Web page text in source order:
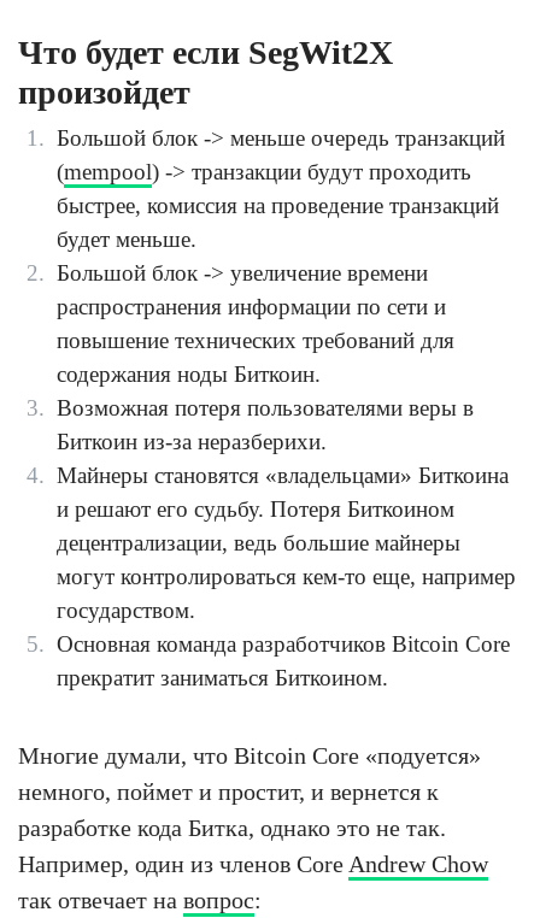
Что будет если SegWit2X
произойдет
Большой блок -> меньше очередь транзакций
(mempool) -> транзакции будут проходить
быстрее, комиссия на проведение транзакций
будет меньше.
Большой блок -> увеличение времени
распространения информации по сети и
повышение технических требований для
содержания ноды Биткоин.
Возможная потеря пользователями веры в
Биткоин из-за неразберихи.
Майнеры становятся «владельцами» Биткоина
и решают его судьбу. Потеря Биткоином
децентрализации, ведь большие майнеры
могут контролироваться кем-то еще, например
государством.
Основная команда разработчиков Bitcoin Core
прекратит заниматься Биткоином.
Многие думали, что Bitcoin Core «подуется»
немного, поймет и простит, и вернется к
разработке кода Битка, однако это не так.
Например, один из членов Core Andrew Chow
так отвечает на вопрос: